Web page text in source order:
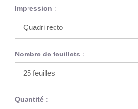
Impression :
Nombre de feuillets :
Quantité :